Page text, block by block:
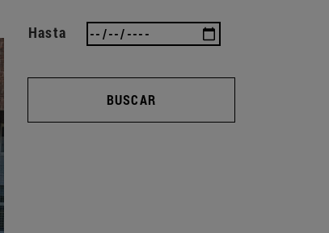
Hasta
BUSCAR